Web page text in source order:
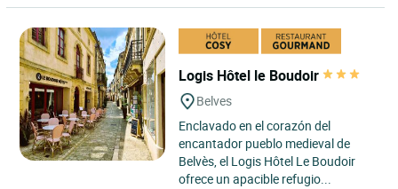
Logis Hôtel le Boudoir
Belves
Enclavado en el corazón del
encantador pueblo medieval de
Belvès, el Logis Hôtel Le Boudoir
ofrece un apacible refugio...